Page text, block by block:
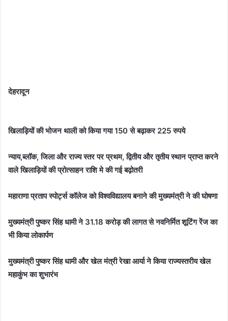
देहरादून
खिलाड़ियों की भोजन थाली को किया गया 150 से बढ़ाकर 225 रुपये
न्याय,ब्लॉक, जिला और राज्य स्तर पर प्रथम, द्वितीय और तृतीय स्थान प्राप्त करने
वाले खिलाड़ियों की प्रोत्साहन राशि मे की गई बढ़ोतरी
महाराणा प्रताप स्पोर्ट्स कॉलेज को विश्वविद्यालय बनाने की मुख्यमंत्री ने की घोषणा
मुख्यमंत्री पुष्कर सिंह धामी ने 31.18 करोड़ की लागत से नवनिर्मित शूटिंग रेंज का
भी किया लोकार्पण
मुख्यमंत्री पुष्कर सिंह धामी और खेल मंत्री रेखा आर्या ने किया राज्यस्तरीय खेल
महाकुंभ का शुभारंभ